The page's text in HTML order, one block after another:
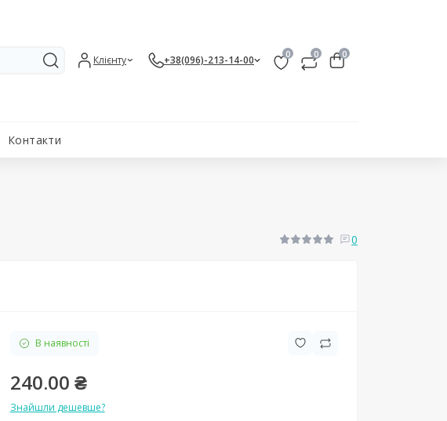
Клієнту +38(096)-213-14-00 0 0 0
Контакти
0
В наявності
240.00 ₴
Знайшли дешевше?